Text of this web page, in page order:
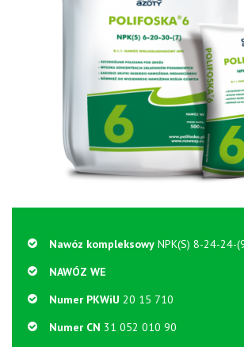
Nawóz kompleksowy NPK(S) 8-24-24-
NAWÓZ WE
Numer PKWiU 20 15 710
Numer CN 31 052 010 90